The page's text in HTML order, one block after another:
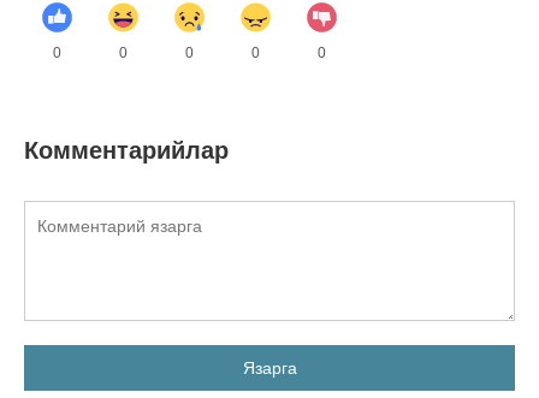
0 0 0 0 0
Комментарийлар
Язарга